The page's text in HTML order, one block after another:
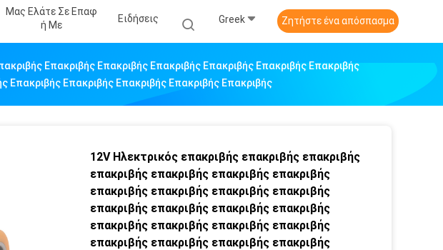
Μας Ελάτε Σε Επαφ
Ή Με
Ειδήσεις Greek Ζητήστε ένα απόσπασμα
Επακριβής Επακριβής Επακριβής Επακριβής Επακριβής Επακριβής
Επακριβής Επακριβής Επακριβής Επακριβής Επακριβής
12V Ηλεκτρικός επακριβής επακριβής επακριβής
επακριβής επακριβής επακριβής επακριβής
επακριβής επακριβής επακριβής επακριβής
επακριβής επακριβής επακριβής επακριβής
επακριβής επακριβής επακριβής επακριβής
επακριβής επακριβής επακριβής επακριβής